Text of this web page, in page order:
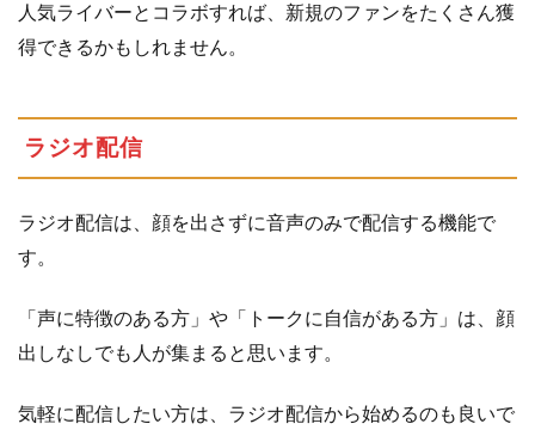
人気ライバーとコラボすれば、新規のファンをたくさん獲
得できるかもしれません。
ラジオ配信
ラジオ配信は、顔を出さずに音声のみで配信する機能で
す。
「声に特徴のある方」や「トークに自信がある方」は、顔
出しなしでも人が集まると思います。
気軽に配信したい方は、ラジオ配信から始めるのも良いで